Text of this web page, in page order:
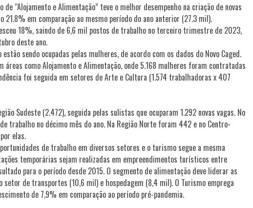
“Alojamento e Alimentação” teve o melhor desempenho na criação de novas
em comparação ao mesmo período do ano anterior (27.3 mil).
18%, saindo de 6,6 mil postos de trabalho no terceiro trimestre de 2023,
deste ano.
sendo ocupadas pelas mulheres, de acordo com os dados do Novo Caged.
como Alojamento e Alimentação, onde 5.168 mulheres foram contratadas
foi seguida em setores de Arte e Cultura (1.574 trabalhadoras x 407
Sudeste (2.472), seguida pelas sulistas que ocuparam 1.292 novas vagas. No
trabalho no décimo mês do ano. Na Região Norte foram 442 e no Centro-
elas.
de trabalho em diversos setores e o turismo segue a mesma
temporárias sejam realizadas em empreendimentos turísticos entre
para o período desde 2015. O segmento de alimentação deve liderar as
de transportes (10,6 mil) e hospedagem (8,4 mil). O Turismo emprega
de 7,9% em comparação ao período pré-pandemia.